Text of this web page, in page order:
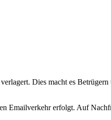
Dies macht es
Emailverkehr erfolgt. Auf